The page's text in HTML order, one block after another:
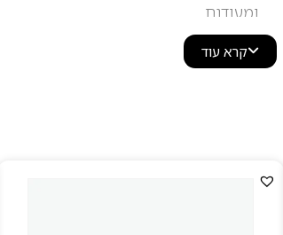
ומעודנת.
קרא עוד